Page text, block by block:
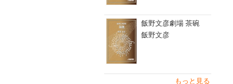
飯野文彦劇場 茶碗
飯野文彦
もっと見る